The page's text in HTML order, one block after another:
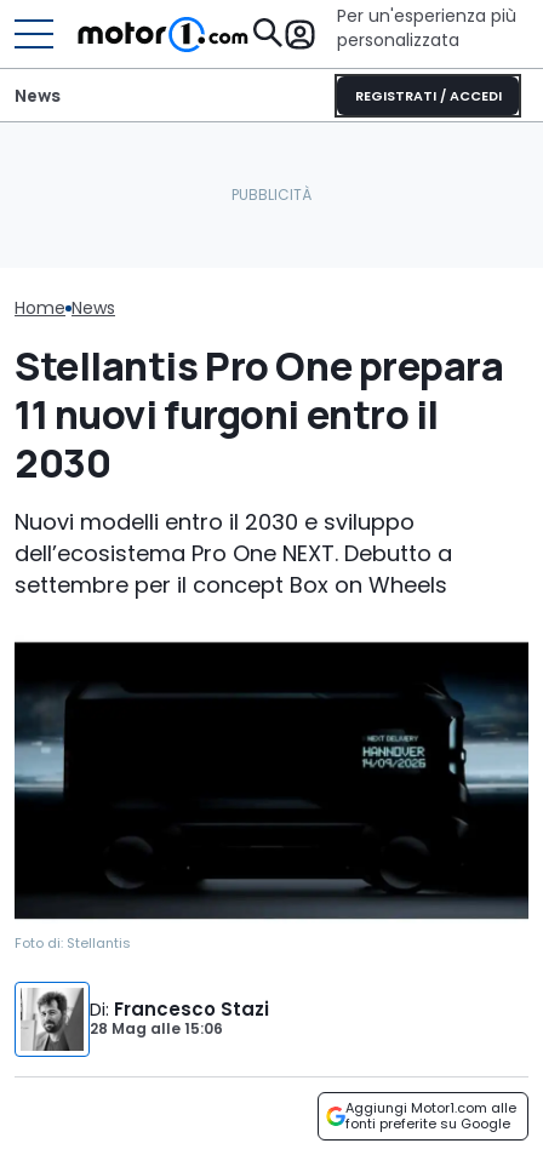
Per un'esperienza più
personalizzata
REGISTRATI / ACCEDI
News
Home News
Stellantis Pro One prepara
11 nuovi furgoni entro il
2030
Nuovi modelli entro il 2030 e sviluppo
dell’ecosistema Pro One NEXT. Debutto a
settembre per il concept Box on Wheels
Foto di: Stellantis
Di: Francesco Stazi
28 Mag alle15:06
Aggiungi Motor1.com alle
fonti preferite su Google